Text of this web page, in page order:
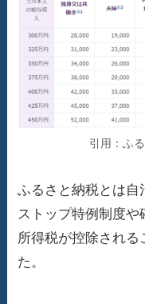
引用：ふ
ふるさと納税とは自
ストップ特例制度や
所得税が控除される
た。